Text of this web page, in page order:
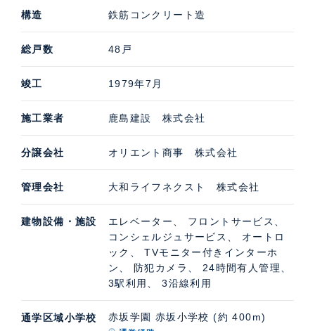
構造 鉄筋コンクリート造
総戸数 48戸
竣工 1979年7月
施工業者 鹿島建設 株式会社
分譲会社 オリエント商事 株式会社
管理会社 大和ライフネクスト 株式会社
建物設備・施設
エレベーター、 フロントサービス、
コンシェルジュサービス、 オートロ
ック、 TVモニター付きインターホ
ン、 防犯カメラ、 24時間有人管理、
3駅利用、 3沿線利用
通学区域小学校 赤坂学園 赤坂小学校 (約 400m)